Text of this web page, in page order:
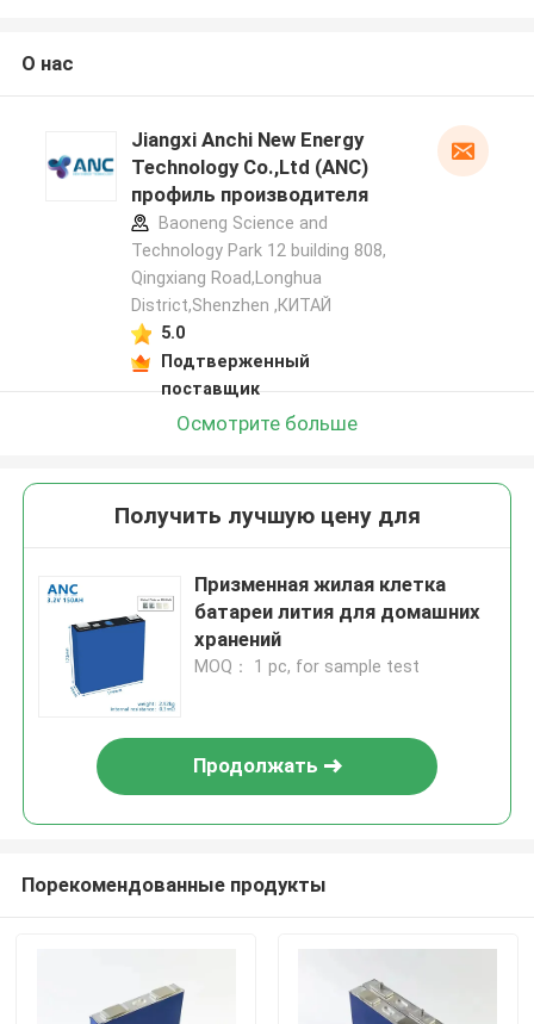
О нас
Jiangxi Anchi New Energy
Technology Co.,Ltd (ANC)
профиль производителя
Baoneng Science and
Technology Park 12 building 808,
Qingxiang Road,Longhua
District,Shenzhen ,КИТАЙ
5.0
Подтверженный
поставщик
Осмотрите больше
Получить лучшую цену для
Призменная жилая клетка
батареи лития для домашних
хранений
MOQ： 1 pc, for sample test
Продолжать
Порекомендованные продукты